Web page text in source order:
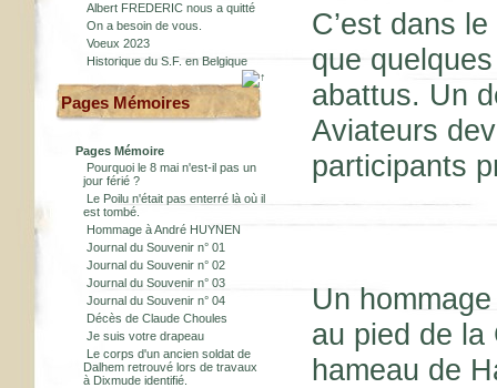
Albert FREDERIC nous a quitté
On a besoin de vous.
Voeux 2023
Historique du S.F. en Belgique
Pages Mémoires
Pages Mémoire
Pourquoi le 8 mai n'est-il pas un
jour férié ?
Le Poilu n'était pas enterré là où il
est tombé.
Hommage à André HUYNEN
Journal du Souvenir n° 01
Journal du Souvenir n° 02
Journal du Souvenir n° 03
Journal du Souvenir n° 04
Décès de Claude Choules
Je suis votre drapeau
Le corps d'un ancien soldat de
Dalhem retrouvé lors de travaux
à Dixmude identifié.
C’est dans
que
abattus. Un
Aviateurs
participants
Un
au pied de la
hameau de